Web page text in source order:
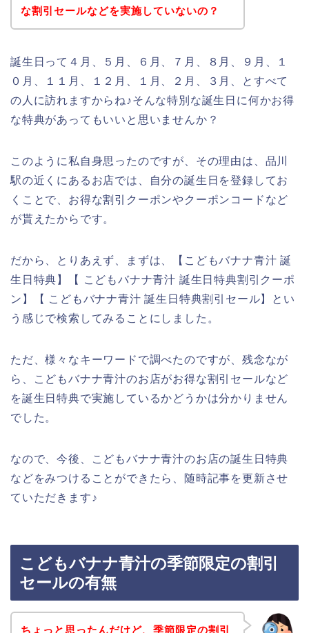
な割引セールなどを実施していないの？
誕生日って４月、５月、６月、７月、８月、９月、１
０月、１１月、１２月、１月、２月、３月、とすべて
の人に訪れますからね♪そんな特別な誕生日に何かお得
な特典があってもいいと思いませんか？
このように私自身思ったのですが、その理由は、品川
駅の近くにあるお店では、自分の誕生日を登録してお
くことで、お得な割引クーポンやクーポンコードなど
が貰えたからです。
だから、とりあえず、まずは、【こどもバナナ青汁 誕
生日特典】【 こどもバナナ青汁 誕生日特典割引クーポ
ン】【 こどもバナナ青汁 誕生日特典割引セール】とい
う感じで検索してみることにしました。
ただ、様々なキーワードで調べたのですが、残念なが
ら、こどもバナナ青汁のお店がお得な割引セールなど
を誕生日特典で実施しているかどうかは分かりません
でした。
なので、今後、こどもバナナ青汁のお店の誕生日特典
などをみつけることができたら、随時記事を更新させ
ていただきます♪
こどもバナナ青汁の季節限定の割引
セールの有無
ちょっと思ったんだけど、季節限定の割引